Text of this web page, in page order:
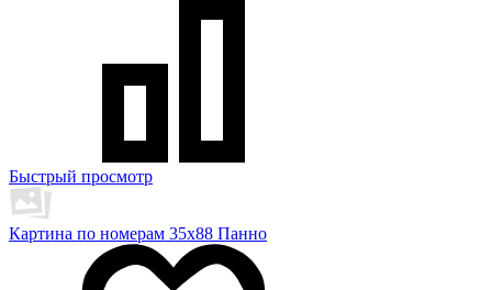
Быстрый просмотр
Картина по номерам 35х88 Панно